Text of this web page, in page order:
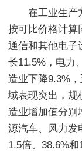
在工业生产方
按可比价格计算
通信和其他电子
长11.5%，电力
造业下降9.3%
域表现突出，规
造业增加值分别
源汽车、风力发
1.5倍、38.6%和